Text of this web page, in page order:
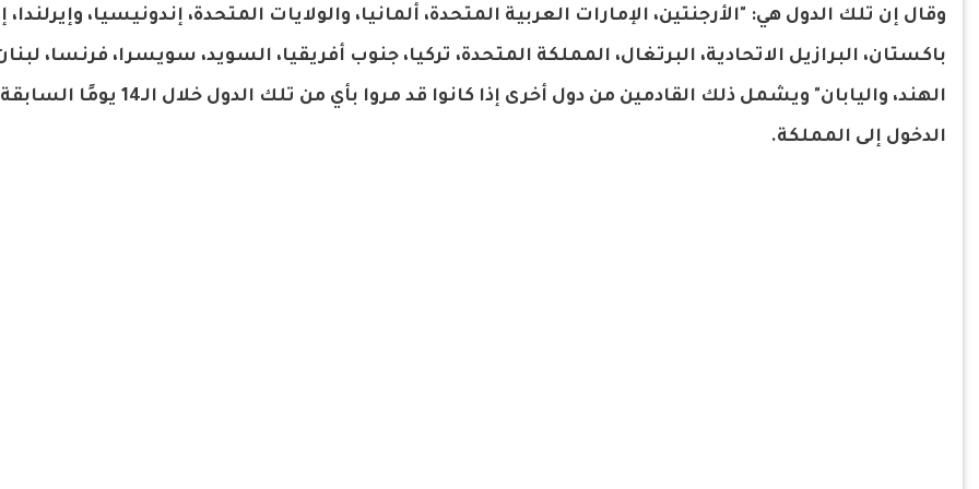
وقال إن تلك الدول هي: "الأرجنتين، الإمارات العربية المتحدة، ألمانيا، والولايات المتحدة، إندونيسيا، وإيرلندا،
باكستان، البرازيل الاتحادية، البرتغال، المملكة المتحدة، تركيا، جنوب أفريقيا، السويد، سويسرا، فرنسا،
الهند، واليابان" ويشمل ذلك القادمين من دول أخرى إذا كانوا قد مروا بأي من
الدخول إلى المملكة.